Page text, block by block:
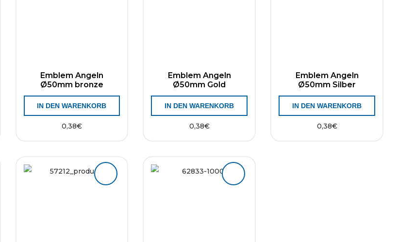
Emblem Angeln
Ø50mm bronze
0,38€
IN DEN WARENKORB
Emblem Angeln
Ø50mm Gold
0,38€
IN DEN WARENKORB
Emblem Angeln
Ø50mm Silber
0,38€
IN DEN WARENKORB